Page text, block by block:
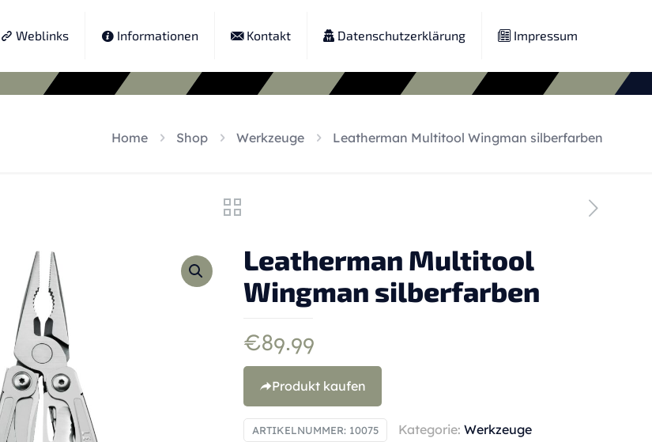
Weblinks Informationen Kontakt Datenschutzerklärung Impressum
Home Shop Werkzeuge Leatherman Multitool Wingman silberfarben
Leatherman Multitool
Wingman silberfarben
€89.99
Produkt kaufen
ARTIKELNUMMER: 10075 Kategorie: Werkzeuge